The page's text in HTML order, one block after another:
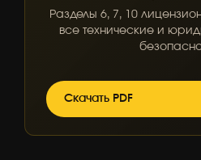
Разделы 6, 7, 10
все технические и
Скачать PDF